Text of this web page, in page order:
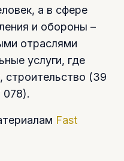
а в сфере
и обороны –
отраслями
услуги, где
строительство (39
078).
Fast